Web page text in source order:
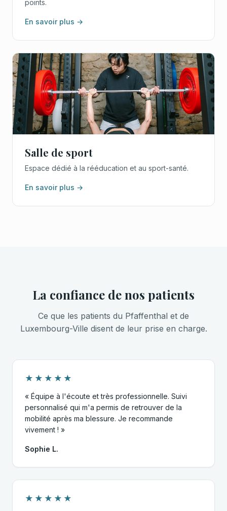
points.
En savoir plus →
Salle de sport
Espace dédié à la rééducation et au sport-santé.
En savoir plus →
La confiance de nos patients
Ce que les patients du Pfaffenthal et de
Luxembourg-Ville disent de leur prise en charge.
★★★★★
« Équipe à l'écoute et très professionnelle. Suivi
personnalisé qui m'a permis de retrouver de la
mobilité après ma blessure. Je recommande
vivement ! »
Sophie L.
★★★★★